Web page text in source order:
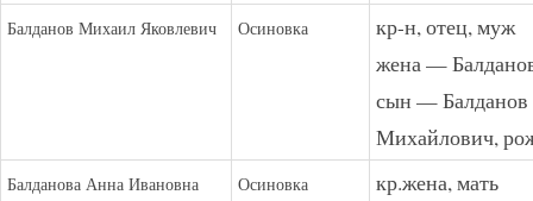
Балданов Михаил Яковлевич Осиновка
кр-н, отец, муж
жена —
сын — Балданов
Михайлович,
Балданова Анна Ивановна Осиновка
кр.жена, мать